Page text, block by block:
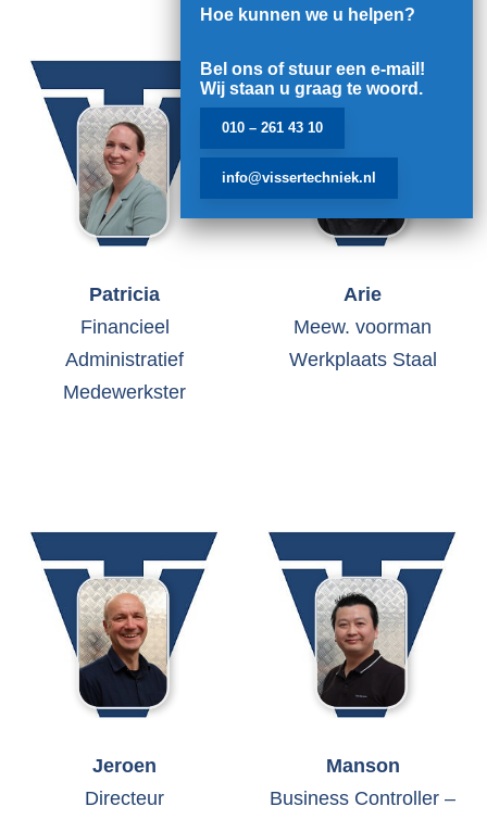
Patricia
Financieel
Administratief
Medewerkster
Arie
Meew. voorman
Werkplaats Staal
Jeroen
Directeur
Manson
Business Controller –
Hoe kunnen we u helpen?
Bel ons of stuur een e-mail!
Wij staan u graag te woord.
010 – 261 43 10
info@vissertechniek.nl